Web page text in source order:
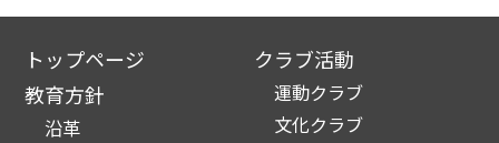
トップページ
教育方針
沿革
クラブ活動
運動クラブ
文化クラブ